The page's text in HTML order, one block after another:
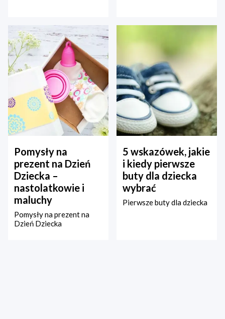
Pomysły na
prezent na Dzień
Dziecka –
nastolatkowie i
maluchy
Pomysły na prezent na
Dzień Dziecka
5 wskazówek, jakie
i kiedy pierwsze
buty dla dziecka
wybrać
Pierwsze buty dla dziecka